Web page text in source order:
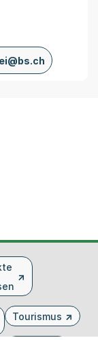
Tourismus